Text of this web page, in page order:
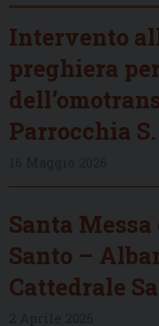
Intervento
preghiera
Parrocchia
Santa
Santo –
Cattedrale